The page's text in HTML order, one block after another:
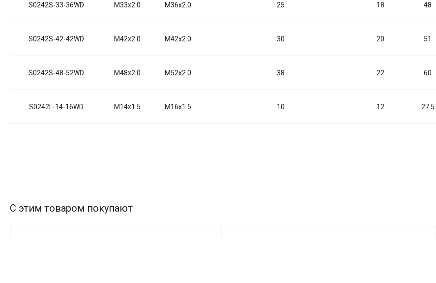
S0242S-33-36WD M33x2.0 M36x2.0 25 18 48
S0242S-42-42WD M42x2.0 M42x2.0 30 20 51
S0242S-48-52WD M48x2.0 M52x2.0 38 22 60
S0242L-14-16WD M14x1.5 M16x1.5 10 12 27.5
С этим товаром покупают